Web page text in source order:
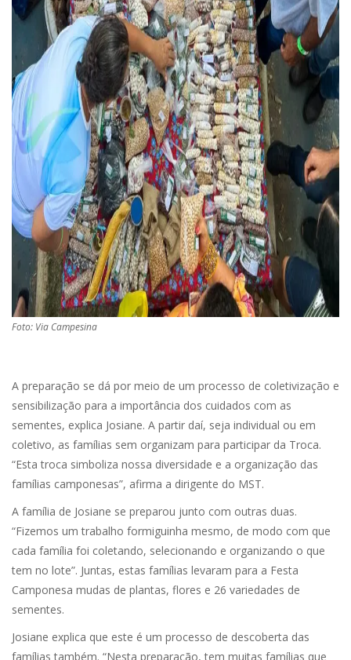
Foto: Via Campesina
A preparação se dá por meio de um processo de coletivização e
sensibilização para a importância dos cuidados com as
sementes, explica Josiane. A partir daí, seja individual ou em
coletivo, as famílias sem organizam para participar da Troca.
“Esta troca simboliza nossa diversidade e a organização das
famílias camponesas”, afirma a dirigente do MST.
A família de Josiane se preparou junto com outras duas.
“Fizemos um trabalho formiguinha mesmo, de modo com que
cada família foi coletando, selecionando e organizando o que
tem no lote”. Juntas, estas famílias levaram para a Festa
Camponesa mudas de plantas, flores e 26 variedades de
sementes.
Josiane explica que este é um processo de descoberta das
famílias também. “Nesta preparação, tem muitas famílias que